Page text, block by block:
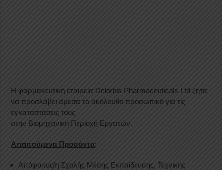
Η φαρμακευτική εταιρεία Delorbis Pharmaceuticals Ltd ζητά
να προσλάβει άμεσα το ακόλουθο προσωπικό για τις
εγκαταστάσεις τους
στην Βιομηχανική Περιοχή Εργατών.
Απαιτούμενα Προσόντα:
Απόφοιτος/η Σχολής Μέσης Εκπαίδευσης, Τεχνικής